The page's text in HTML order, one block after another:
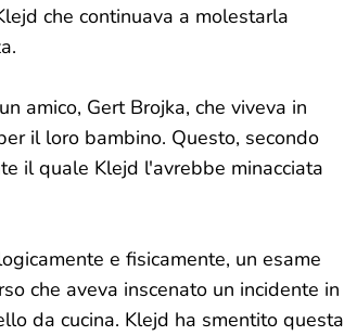
che continuava a molestarla
amico, Gert Brojka, che viveva in
il loro bambino. Questo, secondo
il quale Klejd l'avrebbe minacciata
e fisicamente, un esame
che aveva inscenato un incidente in
da cucina. Klejd ha smentito questa